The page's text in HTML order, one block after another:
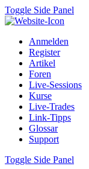
Toggle Side Panel
Anmelden
Register
Artikel
Foren
Live-Sessions
Kurse
Live-Trades
Link-Tipps
Glossar
Support
Toggle Side Panel